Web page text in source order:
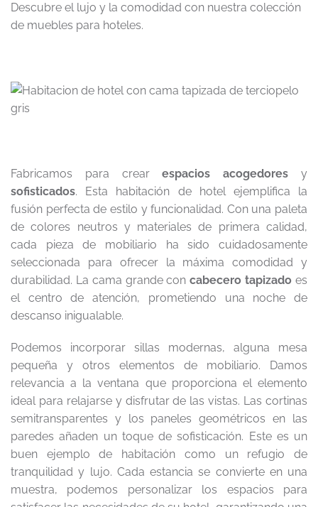
Descubre el lujo y la comodidad con nuestra colección
de muebles para hoteles.
Fabricamos para crearespacios acogedores y
sofisticados. Esta habitación de hotel ejemplifica la
fusión perfecta de estilo y funcionalidad. Con una paleta
de colores neutros y materiales de primera calidad,
cada pieza de mobiliario ha sido cuidadosamente
seleccionada para ofrecer la máxima comodidad y
durabilidad. La cama grande concabecero tapizado es
el centro de atención, prometiendo una noche de
descanso inigualable.
Podemos incorporar sillas modernas, alguna mesa
pequeña y otros elementos de mobiliario. Damos
relevancia a la ventana que proporciona el elemento
ideal para relajarse y disfrutar de las vistas. Las cortinas
semitransparentes y los paneles geométricos en las
paredes añaden un toque de sofisticación. Este es un
buen ejemplo de habitación como un refugio de
tranquilidad y lujo. Cada estancia se convierte en una
muestra, podemos personalizar los espacios para